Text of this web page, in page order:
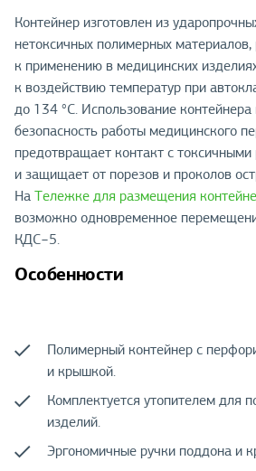
Контейнер изготовлен из
нетоксичных полимерных
к применению в медицинских
к воздействию температур при
до 134 °С. Использование
безопасность работы медицинского
предотвращает контакт с токсичными
и защищает от порезов и проколов
На Тележке для размещения
возможно одновременное
КДС−5.
Особенности
Полимерный контейнер с
и крышкой.
Комплектуется утопителем для
изделий.
Эргономичные ручки поддона и